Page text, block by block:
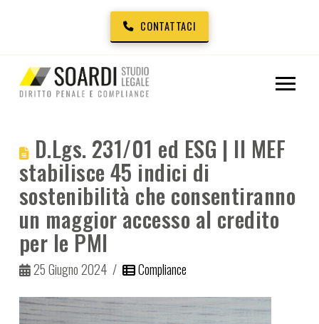
CONTATTACI
D.Lgs. 231/01 ed ESG | Il MEF
stabilisce 45 indici di
sostenibilità che consentiranno
un maggior accesso al credito
per le PMI
25 Giugno 2024 Compliance